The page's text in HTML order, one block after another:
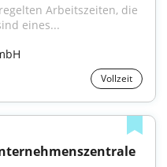
Arbeitszeiten, die
eines...
Vollzeit